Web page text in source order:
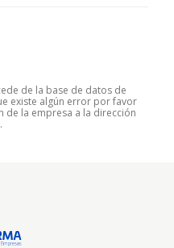
de la base de datos de
existe algún error por favor
la empresa a la dirección